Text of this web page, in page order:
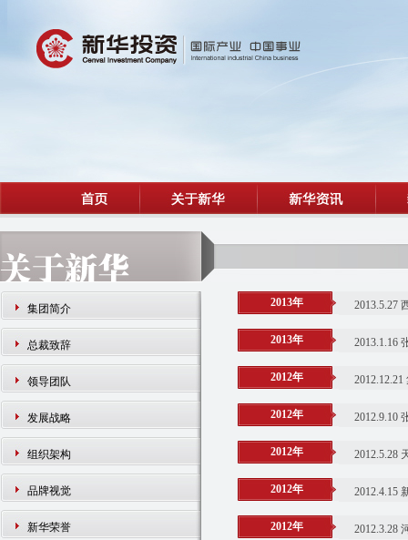
集团简介
总裁致辞
领导团队
发展战略
组织架构
品牌视觉
新华荣誉
2013年 2013.5.27
2013年 2013.1.16
2012年
2012年 2012.9.10
2012年 2012.5.28
2012年 2012.4.15
2012年 2012.3.28